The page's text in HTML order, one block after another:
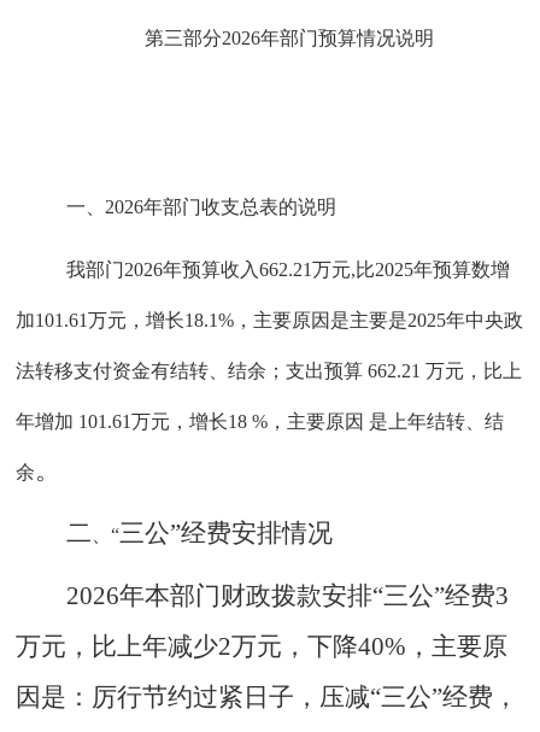
第三部分2026年部门预算情况说明
一、 2026年部门收支总表的说明
我部门2026年预算收入662.21万元,比2025年预算数增
加101.61万元，增长18.1%，主要原因是主要是2025年中央政
法转移支付资金有结转、结余；支出预算 662.21 万元，比上
年增加 101.61万元，增长18 %，主要原因 是上年结转、结
余。
二 、“三公”经费安排情况
2026年本部门财政拨款安排“三公”经费3
万元，比上年减少2万元，下降40%，主要原
因是：厉行节约过紧日子，压减“三公”经费，